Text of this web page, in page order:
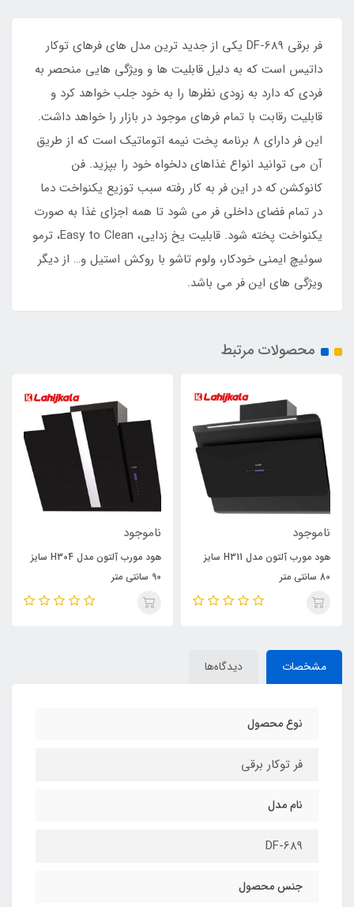
فر برقی DF-689 یکی از جدید ترین مدل های فرهای توکار
داتیس است که به دلیل قابلیت ها و ویژگی هایی منحصر به
فردی که دارد به زودی نظرها را به خود جلب خواهد کرد و
قابلیت رقابت با تمام فرهای موجود در بازار را خواهد داشت.
این فر دارای 8 برنامه پخت نیمه اتوماتیک است که از طریق
آن می توانید انواع غذاهای دلخواه خود را بپزید. فن
کانوکشن که در این فر به کار رفته سبب توزیع یکنواخت دما
در تمام فضای داخلی فر می شود تا همه اجزای غذا به صورت
یکنواخت پخته شود. قابلیت یخ زدایی، Easy to Clean، ترمو
سوئیچ ایمنی خودکار، ولوم تاشو با روکش استیل و… از دیگر
ویژگی های این فر می باشد.
محصولات مرتبط
ناموجود
هود مورب آلتون مدل H311 سایز
80 سانتی متر
ناموجود
هود مورب آلتون مدل H304 سایز
90 سانتی متر
مشخصات دیدگاه‌ها
نوع محصول
فر توکار برقی
نام مدل
DF-689
جنس محصول